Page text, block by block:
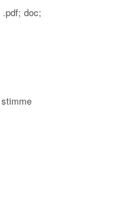
.pdf; doc;